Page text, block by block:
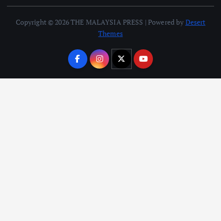
Copyright © 2026 THE MALAYSIA PRESS | Powered by Desert
Themes